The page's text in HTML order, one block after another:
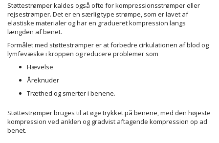
Støttestrømper kaldes også ofte for kompressionsstrømper eller
rejsestrømper. Det er en særlig type strømpe, som er lavet af
elastiske materialer og har en gradueret kompression langs
længden af benet.
Formålet med støttestrømper er at forbedre cirkulationen af blod og
lymfevæske i kroppen og reducere problemer som
Hævelse
Åreknuder
Træthed og smerter i benene.
Støttestrømper bruges til at øge trykket på benene, med den højeste
kompression ved anklen og gradvist aftagende kompression op ad
benet.